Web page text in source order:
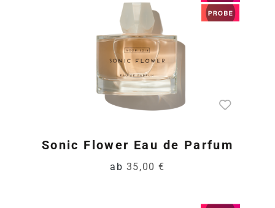
Sonic Flower Eau de Parfum
ab 35,00 €